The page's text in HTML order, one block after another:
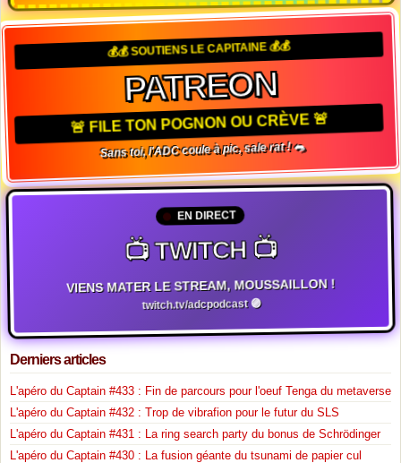
💰💰 SOUTIENS LE CAPITAINE 💰💰
PATREON
🚨 FILE TON POGNON OU CRÈVE 🚨
Sans toi, l'ADC coule à pic, sale rat ! 🐀
EN DIRECT
📺 TWITCH 📺
VIENS MATER LE STREAM, MOUSSAILLON !
twitch.tv/adcpodcast 🟣
Derniers articles
L'apéro du Captain #433 : Fin de parcours pour l'oeuf Tenga du metaverse
L'apéro du Captain #432 : Trop de vibrafion pour le futur du SLS
L'apéro du Captain #431 : La ring search party du bonus de Schrödinger
L'apéro du Captain #430 : La fusion géante du tsunami de papier cul